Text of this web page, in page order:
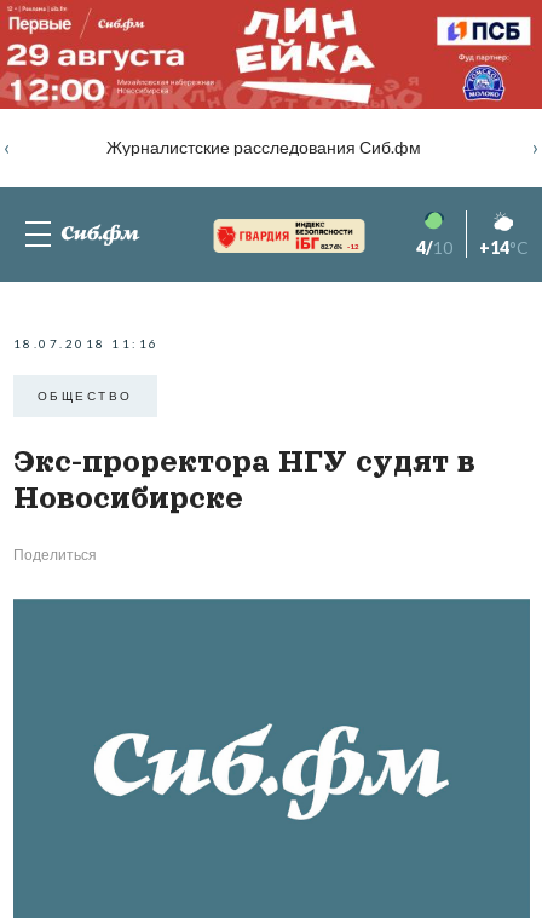
Журналистские расследования Сиб.фм
‹ ›
82.76% -1.2 4/10 +14°C
18.07.2018 11:16
ОБЩЕСТВО
Экс-проректора НГУ судят в
Новосибирске
Поделиться